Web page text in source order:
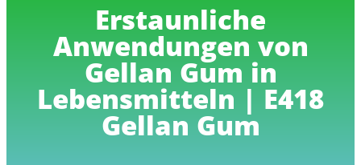
Erstaunliche
Anwendungen von
Gellan Gum in
Lebensmitteln | E418
Gellan Gum